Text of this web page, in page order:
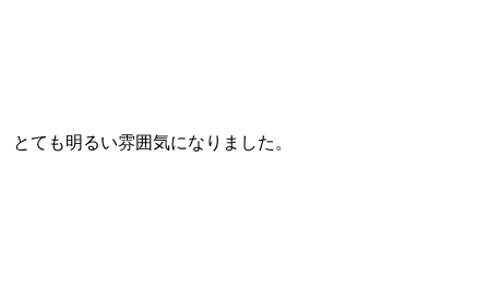
とても明るい雰囲気になりました。